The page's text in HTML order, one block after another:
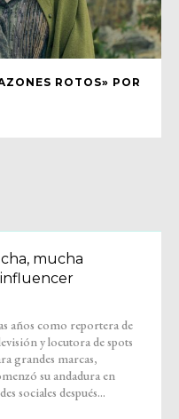
ROTOS» POR
mucha
sociales después...